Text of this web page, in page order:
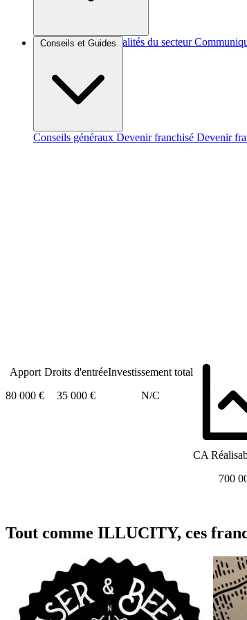
Brèves et actus Actualités du secteur
Conseils et Guides
Conseils généraux Devenir franchisé Devenir
Apport
80 000 €
Droits d'entrée
35 000 €
Investissement total
N/C
CA
700
Tout comme ILLUCITY, ces